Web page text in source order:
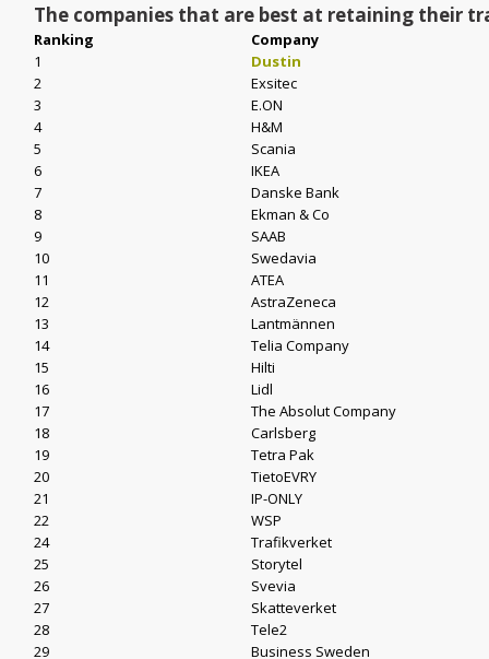
The companies that are best at retaining their
Ranking
Company
1
Dustin
2
Exsitec
3
E.ON
4
H&M
5
Scania
6
IKEA
7
Danske Bank
8
Ekman & Co
9
SAAB
10
Swedavia
11
ATEA
12
AstraZeneca
13
Lantmännen
14
Telia Company
15
Hilti
16
Lidl
17
The Absolut Company
18
Carlsberg
19
Tetra Pak
20
TietoEVRY
21
IP-ONLY
22
WSP
24
Trafikverket
25
Storytel
26
Svevia
27
Skatteverket
28
Tele2
29
Business Sweden